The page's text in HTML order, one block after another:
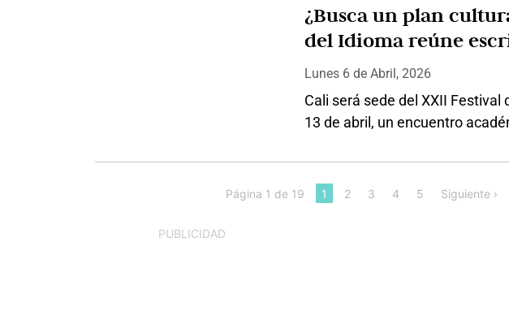
no creer en lo…
¿Busca un plan
del Idioma reúne
entrevistas
Lunes 6deAbril, 2026
Cali será sede del XXII Festival
13 de abril, un encuentro
Rosalba Santander. El evento,
previa, ofrecerá una
Página 1 de 19 1 2 3 4 5 Siguiente ›
PUBLICIDAD